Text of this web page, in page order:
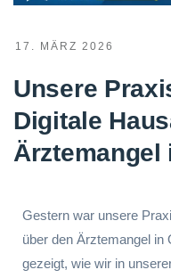
17. MÄRZ 2026
Unsere
Digitale
Ärztemangel
Gestern war unsere
über den Ärztemangel in
gezeigt, wie wir in